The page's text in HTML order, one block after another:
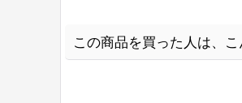
この商品を買った人は、